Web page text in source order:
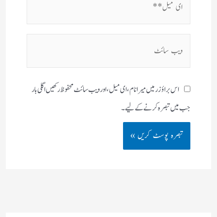
اس براؤزر میں میرا نام، ای میل، اور ویب سائٹ محفوظ رکھیں اگلی بار
جب میں تبصرہ کرنے کےلیے۔